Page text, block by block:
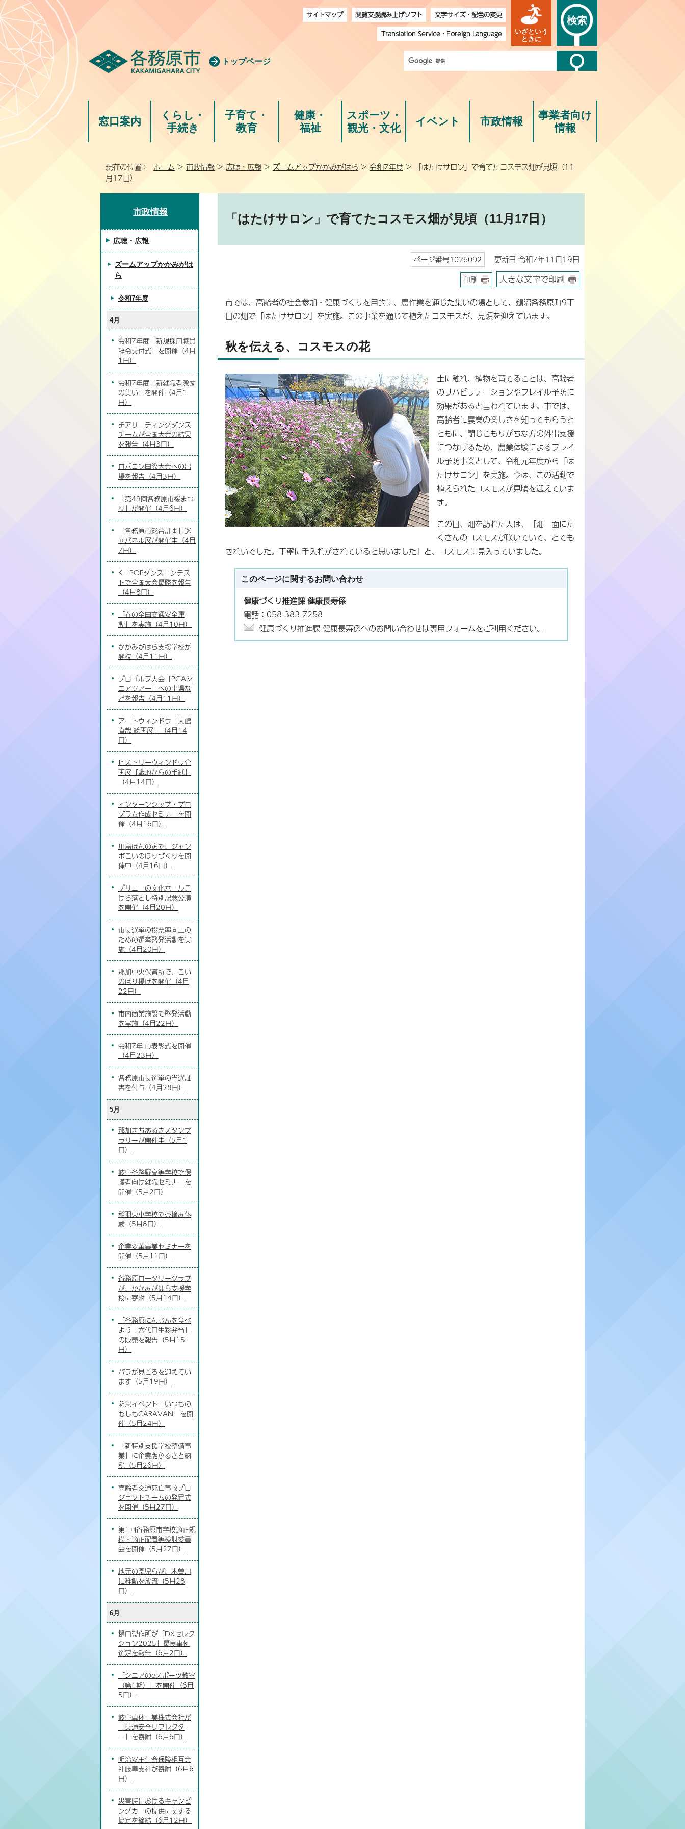
トップページ
サイトマップ 閲覧支援読み上げソフト
文字サイズ・配色の変更
Translation Service・ Foreign Language
いざという
ときに
検索
窓口案内
くらし・
手続き
子育て・
教育
健康・
福祉
スポーツ・
観光・文化
イベント 市政情報
事業者向け
情報
現在の位置： ホーム > 市政情報 > 広聴・広報 > ズームアップかかみがはら > 令和7年度 > 「はたけサロン」で育てたコスモス畑が見頃（11
月17日）
「はたけサロン」で育てたコスモス畑が見頃（11月17日）
ページ番号1026092 更新日 令和7年11月19日
印刷 大きな文字で印刷
市では、高齢者の社会参加・健康づくりを目的に、農作業を通じた集いの場として、鵜沼各務原町9丁
目の畑で「はたけサロン」を実施。この事業を通じて植えたコスモスが、見頃を迎えています。
秋を伝える、コスモスの花
土に触れ、植物を育てることは、高齢者
のリハビリテーションやフレイル予防に
効果があると言われています。市では、
高齢者に農業の楽しさを知ってもらうと
ともに、閉じこもりがちな方の外出支援
につなげるため、農業体験によるフレイ
ル予防事業として、令和元年度から「は
たけサロン」を実施。今は、この活動で
植えられたコスモスが見頃を迎えていま
す。
この日、畑を訪れた人は、「畑一面にた
くさんのコスモスが咲いていて、とても
きれいでした。丁寧に手入れがされていると思いました」と、コスモスに見入っていました。
このページに関するお問い合わせ
健康づくり推進課 健康長寿係
電話：058-383-7258
健康づくり推進課 健康長寿係へのお問い合わせは専用フォームをご利用ください。
市政情報
広聴・広報
ズームアップかかみがは
ら
令和7年度
4月
令和7年度「新規採用職員
辞令交付式」を開催（4月
1日）
令和7年度「新就職者激励
の集い」を開催（4月1
日）
チアリーディングダンス
チームが全国大会の結果
を報告（4月3日）
ロボコン国際大会への出
場を報告（4月3日）
「第49回各務原市桜まつ
り」が開催（4月6日）
「各務原市総合計画」巡
回パネル展が開催中（4月
7日）
K－POPダンスコンテス
トで全国大会優勝を報告
（4月8日）
「春の全国交通安全運
動」を実施（4月10日）
かかみがはら支援学校が
開校（4月11日）
プロゴルフ大会「PGAシ
ニアツアー」への出場な
どを報告（4月11日）
アートウィンドウ「大嶋
直哉 絵画展」（4月14
日）
ヒストリーウィンドウ企
画展「戦地からの手紙」
（4月14日）
インターンシップ・プロ
グラム作成セミナーを開
催（4月16日）
川島ほんの家で、ジャン
ボこいのぼりづくりを開
催中（4月16日）
プリニーの文化ホールこ
けら落とし特別記念公演
を開催（4月20日）
市長選挙の投票率向上の
ための選挙啓発活動を実
施（4月20日）
那加中央保育所で、こい
のぼり揚げを開催（4月
22日）
市内商業施設で啓発活動
を実施（4月22日）
令和7年 市表彰式を開催
（4月23日）
各務原市長選挙の当選証
書を付与（4月28日）
5月
那加まちあるきスタンプ
ラリーが開催中（5月1
日）
岐阜各務野高等学校で保
護者向け就職セミナーを
開催（5月2日）
稲羽東小学校で茶摘み体
験（5月8日）
企業変革事業セミナーを
開催（5月11日）
各務原ロータリークラブ
が、かかみがはら支援学
校に寄附（5月14日）
「各務原にんじんを食べ
よう！六代目生彩弁当」
の販売を報告（5月15
日）
バラが見ごろを迎えてい
ます（5月19日）
防災イベント「いつもの
もしもCARAVAN」を開
催（5月24日）
「新特別支援学校整備事
業」に企業版ふるさと納
税（5月26日）
高齢者交通死亡事故プロ
ジェクトチームの発足式
を開催（5月27日）
第1回各務原市学校適正規
模・適正配置等検討委員
会を開催（5月27日）
地元の園児らが、木曽川
に稚鮎を放流（5月28
日）
6月
樋口製作所が「DXセレク
ション2025」優良事例
選定を報告（6月2日）
「シニアのeスポーツ教室
（第1期）」を開催（6月
5日）
岐阜車体工業株式会社が
「交通安全リフレクタ
ー」を寄附（6月6日）
明治安田生命保険相互会
社岐阜支社が寄附（6月6
日）
災害時におけるキャンピ
ングカーの提供に関する
協定を締結（6月12日）